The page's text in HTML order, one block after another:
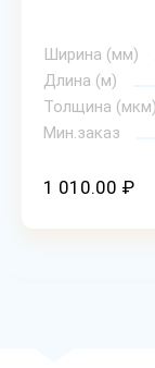
Ширина (мм)
Длина (м)
Толщина (мкм)
Мин.заказ
1 010.00 ₽